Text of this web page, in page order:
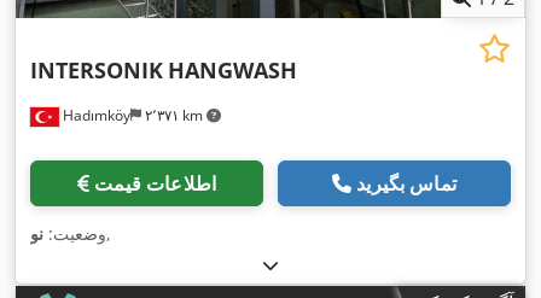
Hadımköy ۲٬۳۷۱ km
INTERSONIK HANGWASH
اطلاعات قیمت تماس بگیرید
وضعیت: نو ,